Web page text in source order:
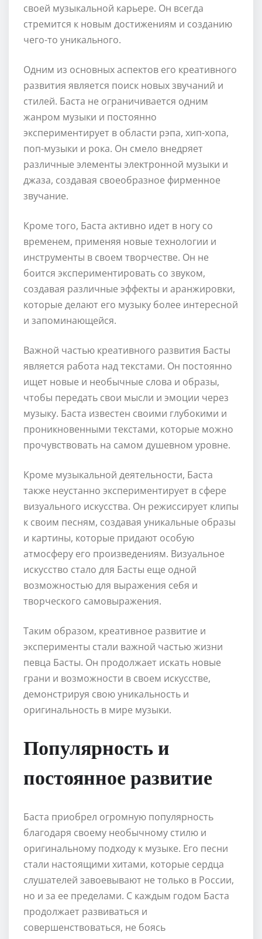
своей музыкальной карьере. Он всегда
стремится к новым достижениям и созданию
чего-то уникального.
Одним из основных аспектов его креативного
развития является поиск новых звучаний и
стилей. Баста не ограничивается одним
жанром музыки и постоянно
экспериментирует в области рэпа, хип-хопа,
поп-музыки и рока. Он смело внедряет
различные элементы электронной музыки и
джаза, создавая своеобразное фирменное
звучание.
Кроме того, Баста активно идет в ногу со
временем, применяя новые технологии и
инструменты в своем творчестве. Он не
боится экспериментировать со звуком,
создавая различные эффекты и аранжировки,
которые делают его музыку более интересной
и запоминающейся.
Важной частью креативного развития Басты
является работа над текстами. Он постоянно
ищет новые и необычные слова и образы,
чтобы передать свои мысли и эмоции через
музыку. Баста известен своими глубокими и
проникновенными текстами, которые можно
прочувствовать на самом душевном уровне.
Кроме музыкальной деятельности, Баста
также неустанно экспериментирует в сфере
визуального искусства. Он режиссирует клипы
к своим песням, создавая уникальные образы
и картины, которые придают особую
атмосферу его произведениям. Визуальное
искусство стало для Басты еще одной
возможностью для выражения себя и
творческого самовыражения.
Таким образом, креативное развитие и
эксперименты стали важной частью жизни
певца Басты. Он продолжает искать новые
грани и возможности в своем искусстве,
демонстрируя свою уникальность и
оригинальность в мире музыки.
Популярность и
постоянное развитие
Баста приобрел огромную популярность
благодаря своему необычному стилю и
оригинальному подходу к музыке. Его песни
стали настоящими хитами, которые сердца
слушателей завоевывают не только в России,
но и за ее пределами. С каждым годом Баста
продолжает развиваться и
совершенствоваться, не боясь